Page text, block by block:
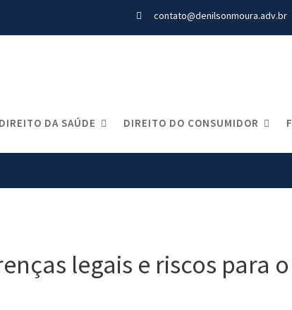
contato@denilsonmoura.adv.br
DIREITO DA SAÚDE DIREITO DO CONSUMIDOR
legais e riscos para o